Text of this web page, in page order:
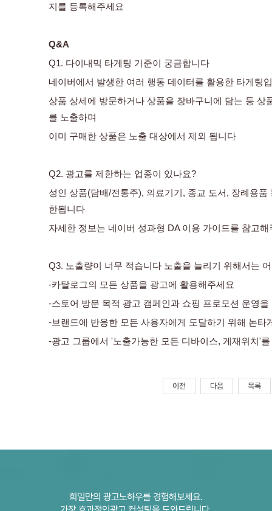
지를 등록해주세요
Q&A
Q1. 다이내믹 타게팅 기준이 궁금합니다
네이버에서 발생한 여러 행동 데이터를 활용한 타게팅
상품 상세에 방문하거나 상품을 장바구니에 담는 등
를 노출하며
이미 구매한 상품은 노출 대상에서 제외 됩니다
Q2. 광고를 제한하는 업종이 있나요?
성인 상품(담배/전통주), 의료기기, 종교 도서, 장례용
한됩니다
자세한 정보는 네이버 성과형 DA 이용 가이드를 참고해
Q3. 노출량이 너무 적습니다 노출을 늘리기 위해서는
-카탈로그의 모든 상품을 광고에 활용해주세요
-스토어 방문 목적 광고 캠페인과 쇼핑 프로모션 운영
-브랜드에 반응한 모든 사용자에게 도달하기 위해 논타
-광고 그룹에서 '노출가능한 모든 디바이스, 게재위치'
이전 다음 목록
희일만의 광고노하우를 경험해보세요.